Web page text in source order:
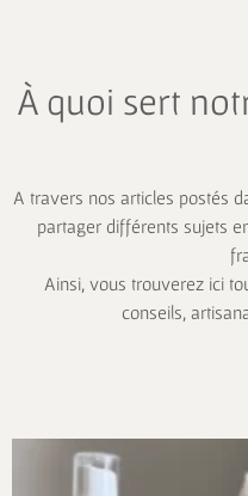
À quoi sert
A travers nos articles postés
partager différents sujets
Ainsi, vous trouverez ici
conseils,